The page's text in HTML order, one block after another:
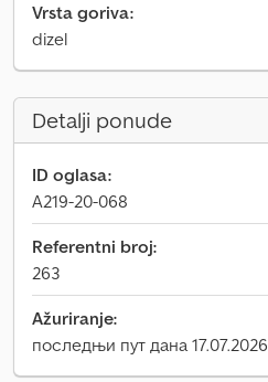
Vrsta goriva:
dizel
Detalji ponude
ID oglasa:
A219-20-068
Referentni broj:
263
Ažuriranje:
последњи пут дана 17.07.2026